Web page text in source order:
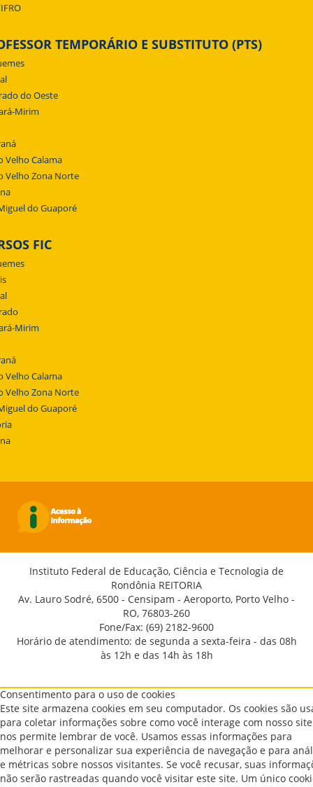
TEMPORÁRIO E SUBSTITUTO (PTS)
do Oeste
Mirim
Velho Calama
Velho Zona Norte
do Guaporé
FIC
Mirim
Velho Calama
Velho Zona Norte
do Guaporé
Instituto Federal de Educação, Ciência e Tecnologia de
Rondônia REITORIA
Av. Lauro Sodré, 6500 - Censipam - Aeroporto, Porto Velho -
RO, 76803-260
Fone/Fax: (69) 2182-9600
Horário de atendimento: de segunda a sexta-feira - das 08h
às 12h e das 14h às 18h
Consentimento para o uso de cookies
Este site armazena cookies em seu computador. Os cookies são
para coletar informações sobre como você interage com nosso
nos permite lembrar de você. Usamos essas informações para
melhorar e personalizar sua experiência de navegação e para
e métricas sobre nossos visitantes. Se você recusar, suas
não serão rastreadas quando você visitar este site. Um único